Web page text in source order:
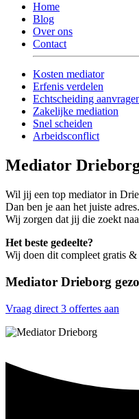
Home
Blog
Over ons
Contact
Kosten mediator
Erfenis verdelen
Echtscheiding
Zakelijke mediation
Snel scheiden
Arbeidsconflict
Mediator
Wil jij een top mediator in
Dan ben je aan het juiste adres.
Wij zorgen dat jij die zoekt
Het beste gedeelte?
Wij doen dit compleet gratis
Mediator Drieborg
Vraag direct 3 offertes aan